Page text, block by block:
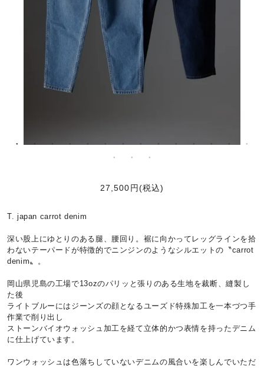
27,500円(税込)
T. japan carrot denim
深い股上にゆとりのある腿、腰回り。裾に向かってレッグラインを拾
わないテーパードが特徴的でニンジンのようなシルエットの〝carrot
denim〟。
岡山県児島の工場で13ozのパリッと張りのある生地を裁断、縫製し
た後
ライトブルーにはジーンズの顔となるユーズド特殊加工を一本づつ手
作業で削り出し
ストーンバイオウォッシュ加工を経て立体的かつ表情を持ったデニム
に仕上げています。
ワンウォッシュは色落ちしていないデニムの風合いを楽しんでいただ